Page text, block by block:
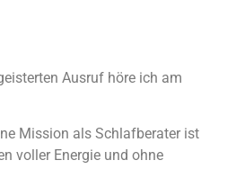
Ausruf höre ich am
Mission als Schlafberater ist
voller Energie und ohne